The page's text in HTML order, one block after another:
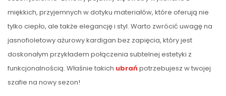
miękkich, przyjemnych w dotyku materiałów, które oferują nie
tylko ciepło, ale także elegancję i styl. Warto zwrócić uwagę na
jasnofioletowy ażurowy kardigan bez zapięcia, który jest
doskonałym przykładem połączenia subtelnej estetyki z
funkcjonalnością. Właśnie takich ubrań potrzebujesz w twojej
szafie na nowy sezon!